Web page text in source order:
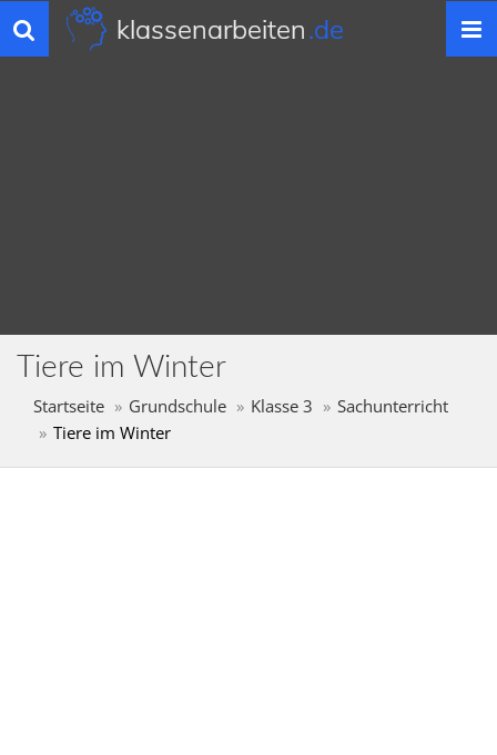
Toggle
navigation
klassenarbeiten.de
Tiere im Winter
Startseite Grundschule Klasse 3
Sachunterricht
Tiere im Winter